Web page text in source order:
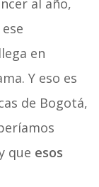
al año,
en
Y eso es
de Bogotá,
que esos